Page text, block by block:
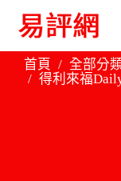
首頁 全部分
得利來福